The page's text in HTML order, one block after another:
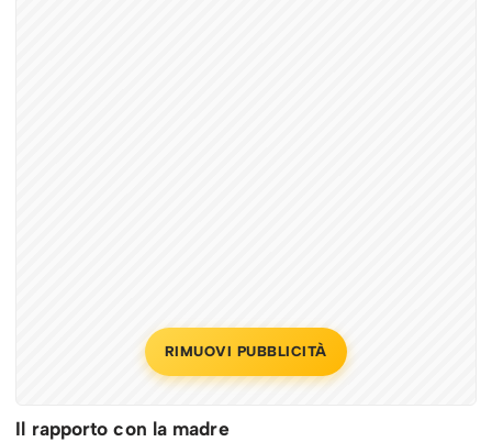
RIMUOVI PUBBLICITÀ
Il rapporto con la madre